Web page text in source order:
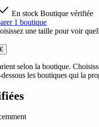
En stock Boutique vérifiée
1 boutique
une taille pour voir
selon la boutique.
les boutiques qui la